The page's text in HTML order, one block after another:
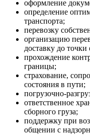
оформление
определение
транспорта;
перевозку
организацию
доставку до точки
прохождение
границы;
страхование,
состояния в пути;
погрузочно-
ответственное
сборного груза;
поддержку при
общении с